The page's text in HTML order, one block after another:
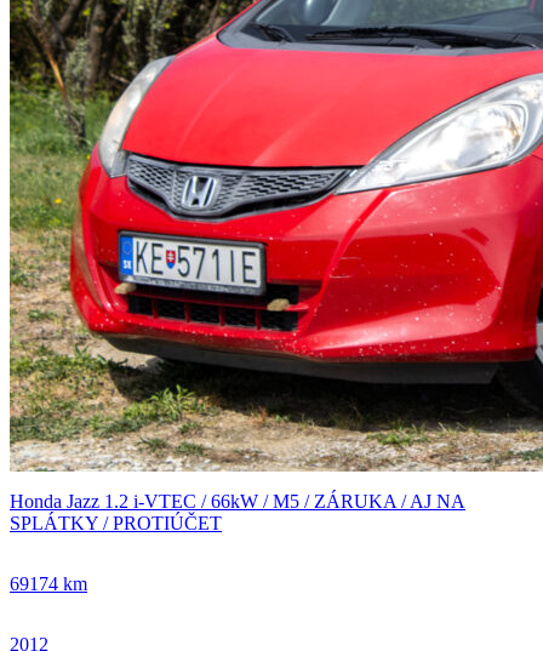
Honda Jazz 1.2 i-VTEC / 66kW / M5 / ZÁRUKA / AJ NA
SPLÁTKY / PROTIÚČET
69174 km
2012